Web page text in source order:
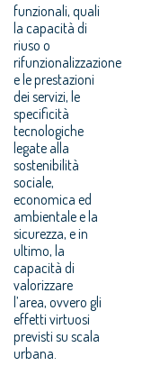
funzionali, quali
la capacità di
riuso o
rifunzionalizzazione
e le prestazioni
dei servizi, le
specificità
tecnologiche
legate alla
sostenibilità
sociale,
economica ed
ambientale e la
sicurezza, e in
ultimo, la
capacità di
valorizzare
l’area, ovvero gli
effetti virtuosi
previsti su scala
urbana.